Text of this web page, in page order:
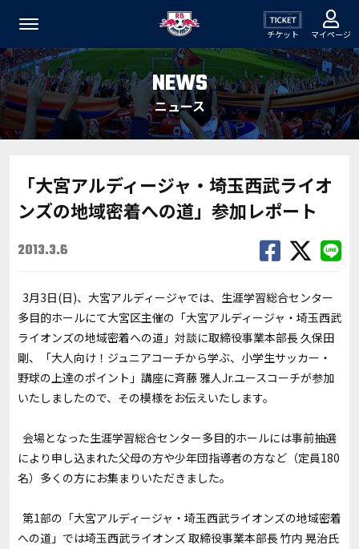
チケット マイページ
NEWS
ニュース
「大宮アルディージャ・埼玉西武ライオ
ンズの地域密着への道」参加レポート
2013.3.6
3月3日(日)、大宮アルディージャでは、生涯学習総合センター
多目的ホールにて大宮区主催の「大宮アルディージャ・埼玉西武
ライオンズの地域密着への道」対談に取締役事業本部長 久保田
剛、「大人向け！ジュニアコーチから学ぶ、小学生サッカー・
野球の上達のポイント」講座に斉藤 雅人Jr.ユースコーチが参加
いたしましたので、その模様をお伝えいたします。
会場となった生涯学習総合センター多目的ホールには事前抽選
により申し込まれた父母の方や少年団指導者の方など（定員180
名）多くの方にお集まりいただきました。
第1部の「大宮アルディージャ・埼玉西武ライオンズの地域密着
への道」では埼玉西武ライオンズ 取締役事業本部長 竹内 晃治氏